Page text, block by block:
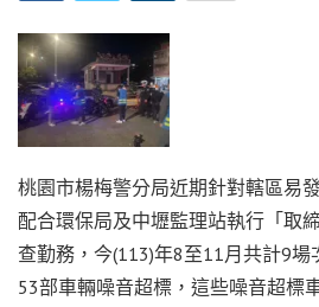
桃園市楊梅警分局近期針對轄區易
配合環保局及中壢監理站執行「取
查勤務，今(113)年8至11月共計9
53部車輛噪音超標，這些噪音超標